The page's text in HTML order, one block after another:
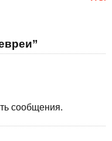
сообщения.